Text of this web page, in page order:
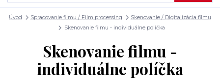
Úvod Spracovanie filmu / Film processing
Skenovanie / Digitalizácia filmu
Skenovanie filmu - individuálne políčka
Skenovanie filmu -
individuálne políčka